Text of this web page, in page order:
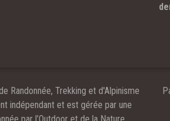
Randonnée, Trekking et d'Alpinisme
indépendant et est gérée par une
par l’Outdoor et de la Nature.